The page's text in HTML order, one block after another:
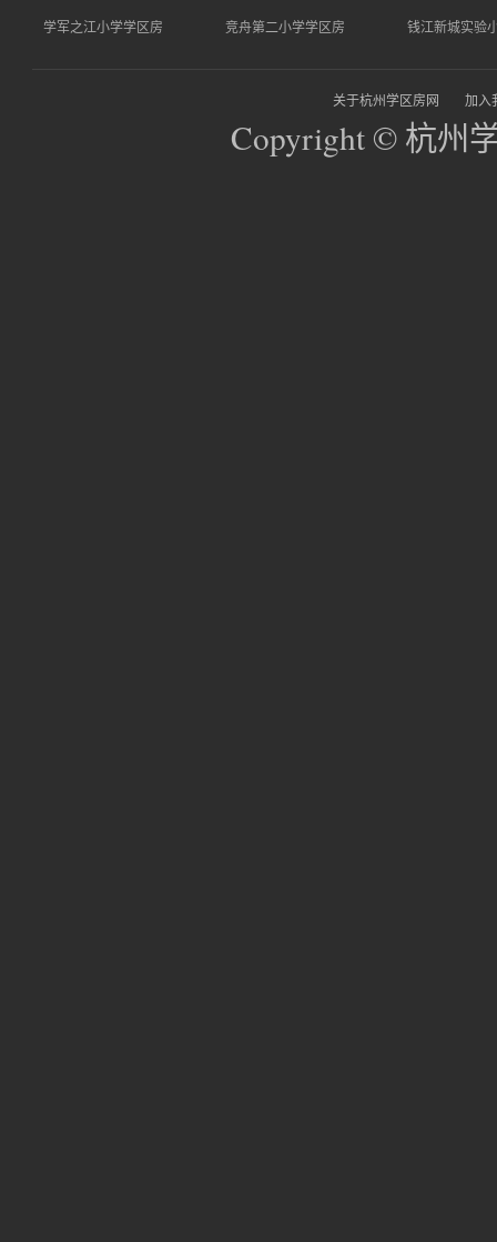
学军之江小学学区房 竞舟第二小学学区房 钱江新城实验
关于杭州学区房网 加入
Copyright © 杭州